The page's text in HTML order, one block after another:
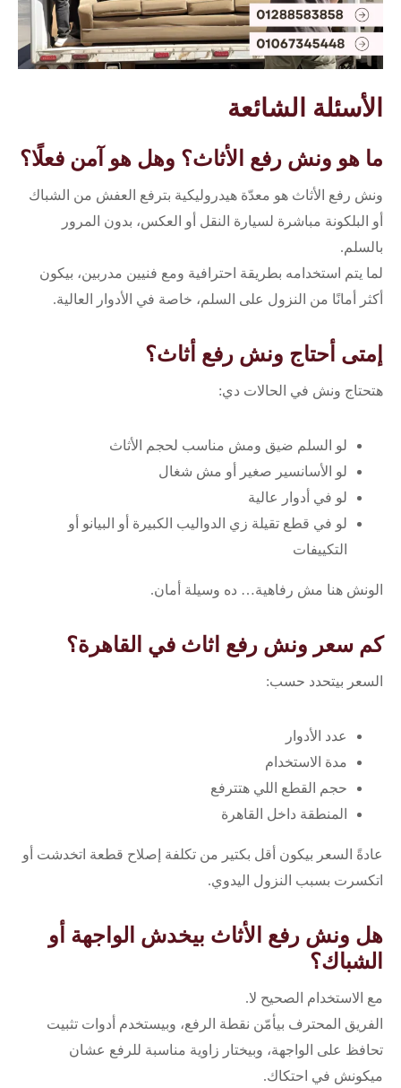
الأسئلة الشائعة
ما هو ونش رفع الأثاث؟ وهل هو آمن فعلًا؟
ونش رفع الأثاث هو معدّة هيدروليكية بترفع العفش من الشباك
أو البلكونة مباشرة لسيارة النقل أو العكس، بدون المرور
بالسلم.
لما يتم استخدامه بطريقة احترافية ومع فنيين مدربين، بيكون
أكثر أمانًا من النزول على السلم، خاصة في الأدوار العالية.
إمتى أحتاج ونش رفع أثاث؟
هتحتاج ونش في الحالات دي:
لو السلم ضيق ومش مناسب لحجم الأثاث
لو الأسانسير صغير أو مش شغال
لو في أدوار عالية
لو في قطع تقيلة زي الدواليب الكبيرة أو البيانو أو
التكييفات
الونش هنا مش رفاهية… ده وسيلة أمان.
كم سعر ونش رفع اثاث في القاهرة؟
السعر بيتحدد حسب:
عدد الأدوار
مدة الاستخدام
حجم القطع اللي هتترفع
المنطقة داخل القاهرة
عادةً السعر بيكون أقل بكتير من تكلفة إصلاح قطعة اتخدشت أو
اتكسرت بسبب النزول اليدوي.
هل ونش رفع الأثاث بيخدش الواجهة أو
الشباك؟
مع الاستخدام الصحيح لا.
الفريق المحترف بيأمّن نقطة الرفع، وبيستخدم أدوات تثبيت
تحافظ على الواجهة، وبيختار زاوية مناسبة للرفع عشان
ميكونش في احتكاك.